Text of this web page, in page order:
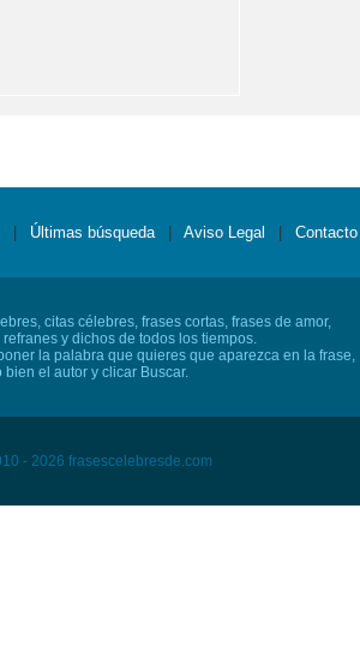
Últimas búsqueda Aviso Legal Contacto
citas célebres, frases cortas, frases de amor,
y dichos de todos los tiempos.
la palabra que quieres que aparezca en la frase,
bien el autor y clicar Buscar.
- 2026 frasescelebresde.com